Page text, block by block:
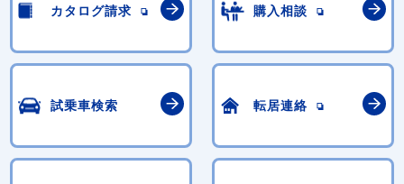
カタログ請求 購入相談
試乗車検索 転居連絡